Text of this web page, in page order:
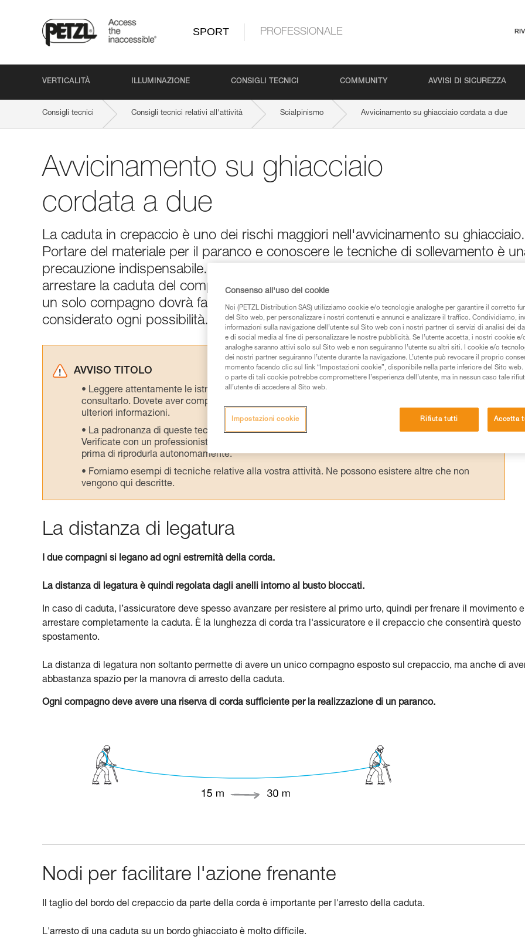
SPORT PROFESSIONALE
VERTICALITÀ ILLUMINAZIONE CONSIGLI TECNICI COMMUNITY AVVISI DI SICUREZZA
Consigli tecnici Consigli tecnici relativi all'attività Scialpinismo Avvicinamento su ghiacciaio cordata a due
Avvicinamento su ghiacciaio
cordata a due
La caduta in crepaccio è uno dei rischi maggiori nell'avvicinamento su ghiacciaio.
Portare del materiale per il paranco e conoscere le tecniche di sollevamento è
precauzione indispensabile. Ma in caso di caduta in crepaccio, occorre
arrestare la caduta del compagno, senza trascinare se stessi nel crepaccio. In
un solo compagno dovrà fare da contrappeso. È quindi importante aver
considerato ogni possibilità...
AVVISO TITOLO
Leggere attentamente le istruzioni tecniche dei prodotti utilizzati in questo consiglio prima di
consultarlo. Dovete aver compreso le informazioni dell’istruzione tecnica per poter capire queste
ulteriori informazioni.
La padronanza di queste tecniche richiede una formazione ed un addestramento specifico.
Verificate con un professionista la vostra capacità di rifare la manovra, da soli, in piena sicurezza,
prima di riprodurla autonomamente.
Forniamo esempi di tecniche relative alla vostra attività. Ne possono esistere altre che non
vengono qui descritte.
La distanza di legatura
I due compagni si legano ad ogni estremità della corda.
La distanza di legatura è quindi regolata dagli anelli intorno al busto bloccati.
In caso di caduta, l’assicuratore deve spesso avanzare per resistere al primo urto, quindi per frenare il movimento e
arrestare completamente la caduta. È la lunghezza di corda tra l'assicuratore e il crepaccio che consentirà questo
spostamento.
La distanza di legatura non soltanto permette di avere un unico compagno esposto sul crepaccio, ma anche di
abbastanza spazio per la manovra di arresto della caduta.
Ogni compagno deve avere una riserva di corda sufficiente per la realizzazione di un paranco.
Nodi per facilitare l'azione frenante
Il taglio del bordo del crepaccio da parte della corda è importante per l'arresto della caduta.
L'arresto di una caduta su un bordo ghiacciato è molto difficile.
Consenso all'uso dei cookie
Noi (PETZL Distribution SAS) utilizziamo cookie e/o tecnologie analoghe per garantire il corretto
del Sito web, per personalizzare i nostri contenuti e annunci e analizzare il traffico. Condividiamo,
informazioni sulla navigazione dell’utente sul Sito web con i nostri partner di servizi di analisi dei
e di social media al fine di personalizzare le nostre pubblicità. Se l’utente accetta, i nostri cookie
analoghe saranno attivi solo sul Sito web e non seguiranno l’utente su altri siti. I cookie e/o
dei nostri partner seguiranno l’utente durante la navigazione. L’utente può revocare il proprio
momento facendo clic sul link “Impostazioni cookie”, disponibile nella parte inferiore del Sito
o parte di tali cookie potrebbe compromettere l’esperienza dell’utente, ma in nessun caso tale
all’utente di accedere al Sito web.
Rifiuta tutti Accetta
Impostazioni cookie